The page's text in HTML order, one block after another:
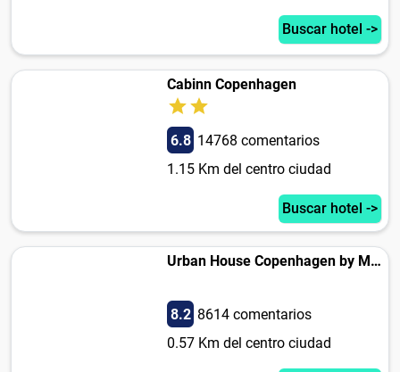
Buscar hotel ->
Cabinn Copenhagen
6.8 14768 comentarios
1.15 Km del centro ciudad
Buscar hotel ->
Urban House Copenhagen by MEININGER
8.2 8614 comentarios
0.57 Km del centro ciudad